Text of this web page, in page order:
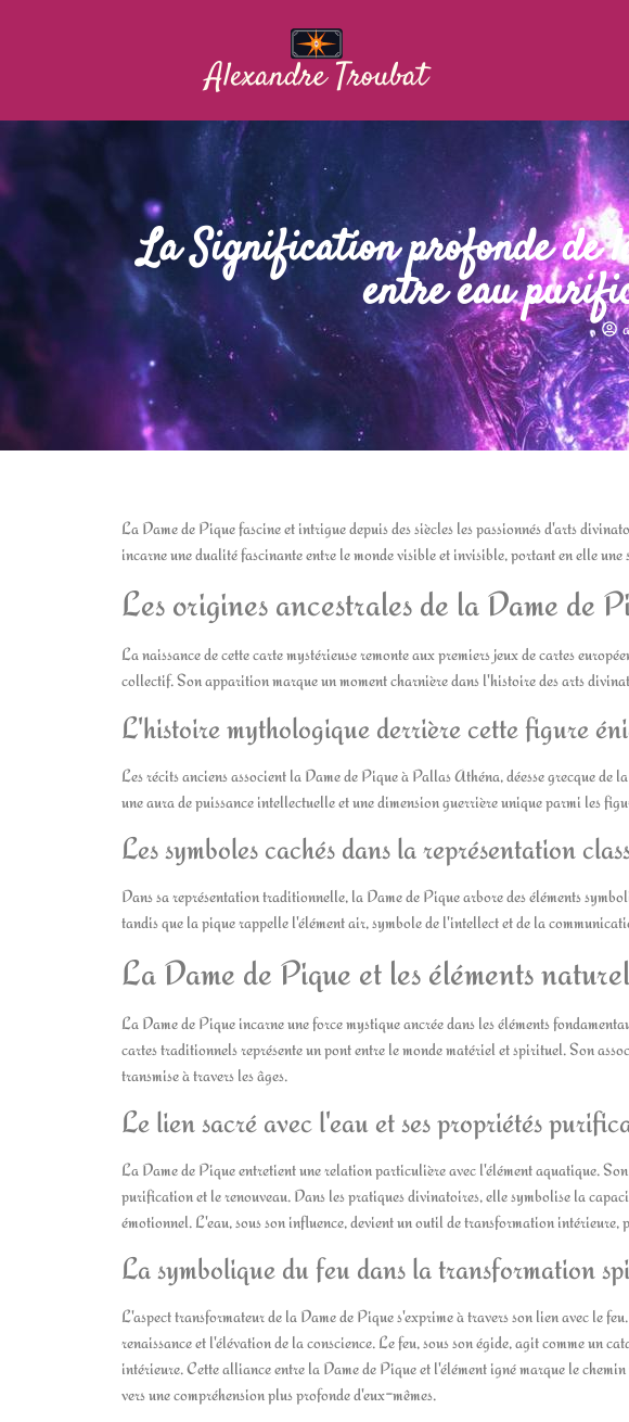
La Signification profonde de
entre eau
La Dame de Pique fascine et intrigue depuis des siècles les passionnés d'arts
incarne une dualité fascinante entre le monde visible et invisible, portant en elle une
Les origines ancestrales de la Dame de
La naissance de cette carte mystérieuse remonte aux premiers jeux de cartes
collectif. Son apparition marque un moment charnière dans l'histoire des arts
L'histoire mythologique derrière cette figure
Les récits anciens associent la Dame de Pique à Pallas Athéna, déesse grecque de
une aura de puissance intellectuelle et une dimension guerrière unique parmi les
Les symboles cachés dans la représentation
Dans sa représentation traditionnelle, la Dame de Pique arbore des éléments
tandis que la pique rappelle l'élément air, symbole de l'intellect et de la
La Dame de Pique et les éléments
La Dame de Pique incarne une force mystique ancrée dans les éléments
cartes traditionnels représente un pont entre le monde matériel et spirituel. Son
transmise à travers les âges.
Le lien sacré avec l'eau et ses propriétés
La Dame de Pique entretient une relation particulière avec l'élément aquatique.
purification et le renouveau. Dans les pratiques divinatoires, elle symbolise la
émotionnel. L'eau, sous son influence, devient un outil de transformation
La symbolique du feu dans la transformation
L'aspect transformateur de la Dame de Pique s'exprime à travers son lien avec le
renaissance et l'élévation de la conscience. Le feu, sous son égide, agit comme un
intérieure. Cette alliance entre la Dame de Pique et l'élément igné marque le
vers une compréhension plus profonde d'eux-mêmes.